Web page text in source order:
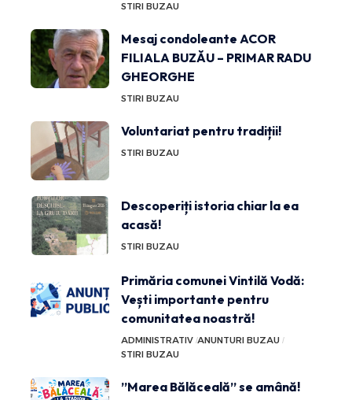
STIRI BUZAU
Mesaj condoleante ACOR
FILIALA BUZĂU – PRIMAR RADU
GHEORGHE
STIRI BUZAU
Voluntariat pentru tradiții!
STIRI BUZAU
Descoperiți istoria chiar la ea
acasă!
STIRI BUZAU
Primăria comunei Vintilă Vodă:
Vești importante pentru
comunitatea noastră!
ADMINISTRATIV ANUNTURI BUZAU
STIRI BUZAU
”Marea Bălăceală” se amână!